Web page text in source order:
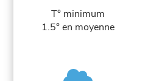
T° minimum
1.5° en moyenne